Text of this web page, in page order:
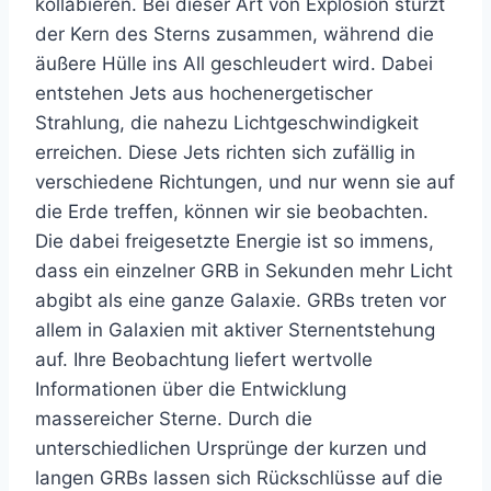
kollabieren. Bei dieser Art von Explosion stürzt
der Kern des Sterns zusammen, während die
äußere Hülle ins All geschleudert wird. Dabei
entstehen Jets aus hochenergetischer
Strahlung, die nahezu Lichtgeschwindigkeit
erreichen. Diese Jets richten sich zufällig in
verschiedene Richtungen, und nur wenn sie auf
die Erde treffen, können wir sie beobachten.
Die dabei freigesetzte Energie ist so immens,
dass ein einzelner GRB in Sekunden mehr Licht
abgibt als eine ganze Galaxie. GRBs treten vor
allem in Galaxien mit aktiver Sternentstehung
auf. Ihre Beobachtung liefert wertvolle
Informationen über die Entwicklung
massereicher Sterne. Durch die
unterschiedlichen Ursprünge der kurzen und
langen GRBs lassen sich Rückschlüsse auf die